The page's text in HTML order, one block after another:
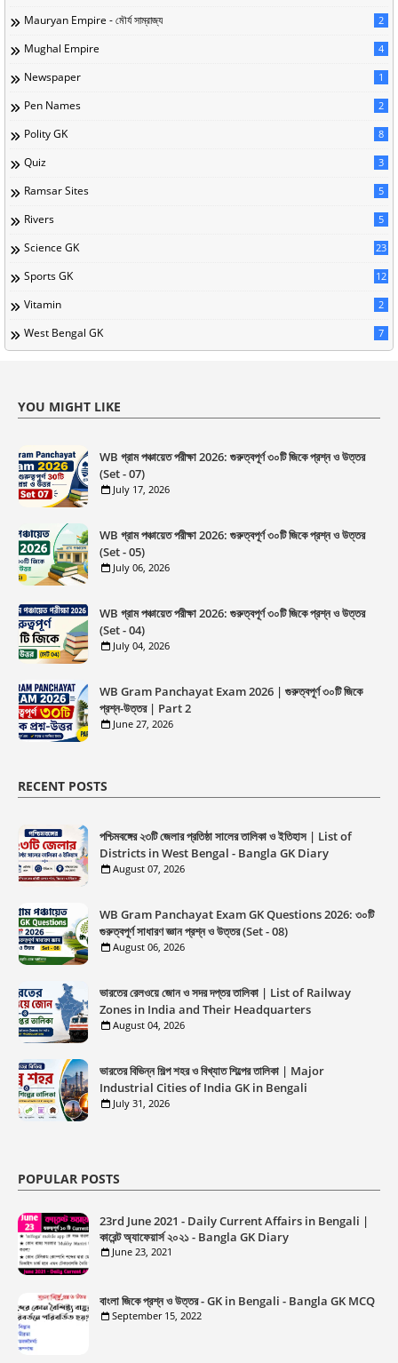
Mauryan Empire - মৌর্য সাম্রাজ্য 2
Mughal Empire 4
Newspaper 1
Pen Names 2
Polity GK 8
Quiz 3
Ramsar Sites 5
Rivers 5
Science GK 23
Sports GK 12
Vitamin 2
West Bengal GK 7
YOU MIGHT LIKE
WB গ্রাম পঞ্চায়েত পরীক্ষা 2026: গুরুত্বপূর্ণ ৩০টি জিকে প্রশ্ন ও উত্তর
(Set - 07)
July 17, 2026
WB গ্রাম পঞ্চায়েত পরীক্ষা 2026: গুরুত্বপূর্ণ ৩০টি জিকে প্রশ্ন ও উত্তর
(Set - 05)
July 06, 2026
WB গ্রাম পঞ্চায়েত পরীক্ষা 2026: গুরুত্বপূর্ণ ৩০টি জিকে প্রশ্ন ও উত্তর
(Set - 04)
July 04, 2026
WB Gram Panchayat Exam 2026 | গুরুত্বপূর্ণ ৩০টি জিকে
প্রশ্ন-উত্তর | Part 2
June 27, 2026
RECENT POSTS
পশ্চিমবঙ্গের ২৩টি জেলার প্রতিষ্ঠা সালের তালিকা ও ইতিহাস | List of
Districts in West Bengal - Bangla GK Diary
August 07, 2026
WB Gram Panchayat Exam GK Questions 2026: ৩০টি
গুরুত্বপূর্ণ সাধারণ জ্ঞান প্রশ্ন ও উত্তর (Set - 08)
August 06, 2026
ভারতের রেলওয়ে জোন ও সদর দপ্তর তালিকা | List of Railway
Zones in India and Their Headquarters
August 04, 2026
ভারতের বিভিন্ন শিল্প শহর ও বিখ্যাত শিল্পের তালিকা | Major
Industrial Cities of India GK in Bengali
July 31, 2026
POPULAR POSTS
23rd June 2021 - Daily Current Affairs in Bengali |
কারেন্ট অ্যাফেয়ার্স ২০২১ - Bangla GK Diary
June 23, 2021
বাংলা জিকে প্রশ্ন ও উত্তর - GK in Bengali - Bangla GK MCQ
September 15, 2022